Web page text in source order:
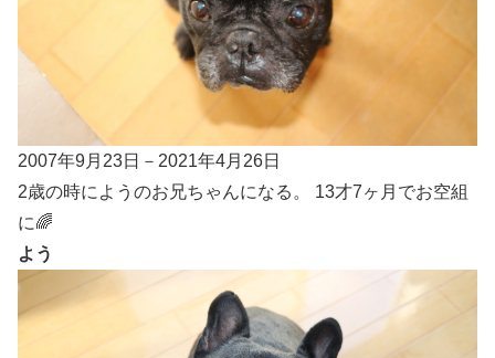
2007年9月23日－2021年4月26日
2歳の時にようのお兄ちゃんになる。 13才7ヶ月でお空組
に🌈
よう